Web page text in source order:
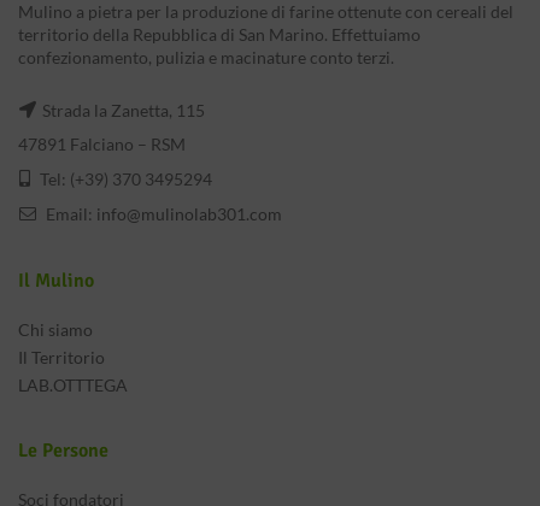
Mulino a pietra per la produzione di farine ottenute con cereali del
territorio della Repubblica di San Marino. Effettuiamo
confezionamento, pulizia e macinature conto terzi.
Strada la Zanetta, 115
47891 Falciano – RSM
Tel: (+39) 370 3495294
Email: info@mulinolab301.com
Il Mulino
Chi siamo
Il Territorio
LAB.OTTTEGA
Le Persone
Soci fondatori